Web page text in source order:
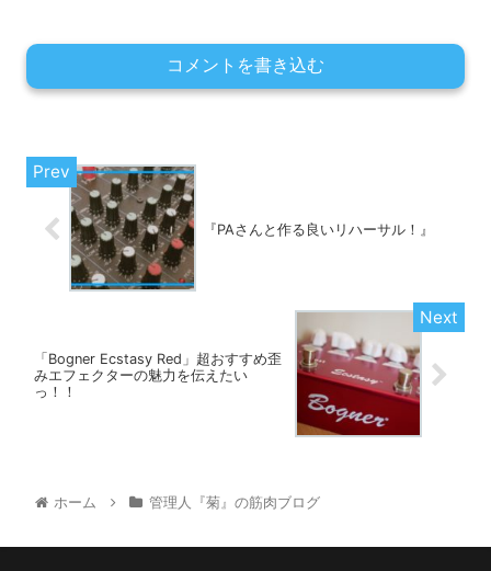
コメントを書き込む
『PAさんと作る良いリハーサル！』
「Bogner Ecstasy Red」超おすすめ歪
みエフェクターの魅力を伝えたい
っ！！
ホーム 管理人『菊』の筋肉ブログ